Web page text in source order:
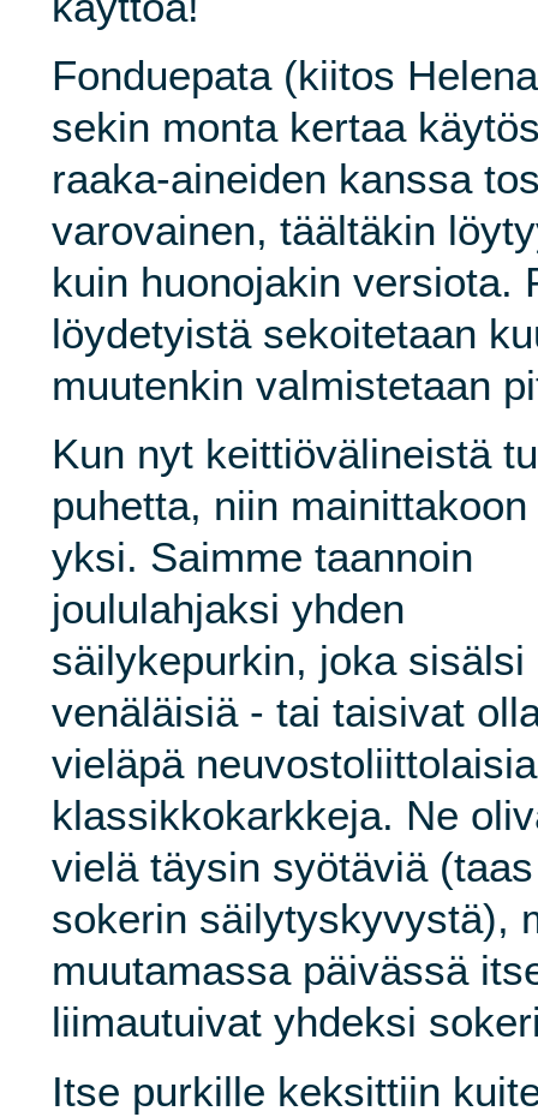
Fonduepata (kiitos
sekin monta kertaa
raaka-aineiden kanssa
varovainen, täältäkin
kuin huonojakin versiota.
löydetyistä sekoitetaan
muutenkin valmistetaan
Kun nyt keittiövälineistä
puhetta, niin
yksi. Saimme taannoin
joululahjaksi yhden
säilykepurkin, joka sisälsi
venäläisiä - tai taisivat
vieläpä
klassikkokarkkeja. Ne
vielä täysin syötäviä
sokerin säilytyskyvystä),
muutamassa päivässä
liimautuivat yhdeksi
Itse purkille keksittiin